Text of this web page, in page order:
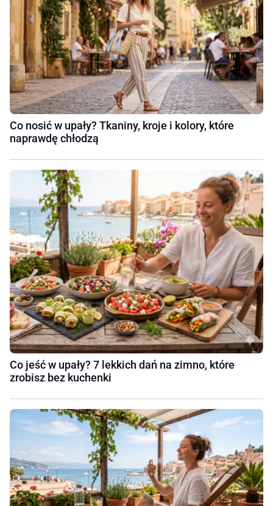
Co nosić w upały? Tkaniny, kroje i kolory, które
naprawdę chłodzą
Co jeść w upały? 7 lekkich dań na zimno, które
zrobisz bez kuchenki